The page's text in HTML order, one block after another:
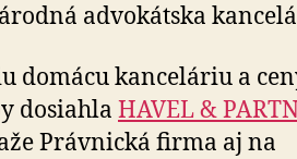
advokátska
domácu kanceláriu a
dosiahla HAVEL &
Právnická firma aj na